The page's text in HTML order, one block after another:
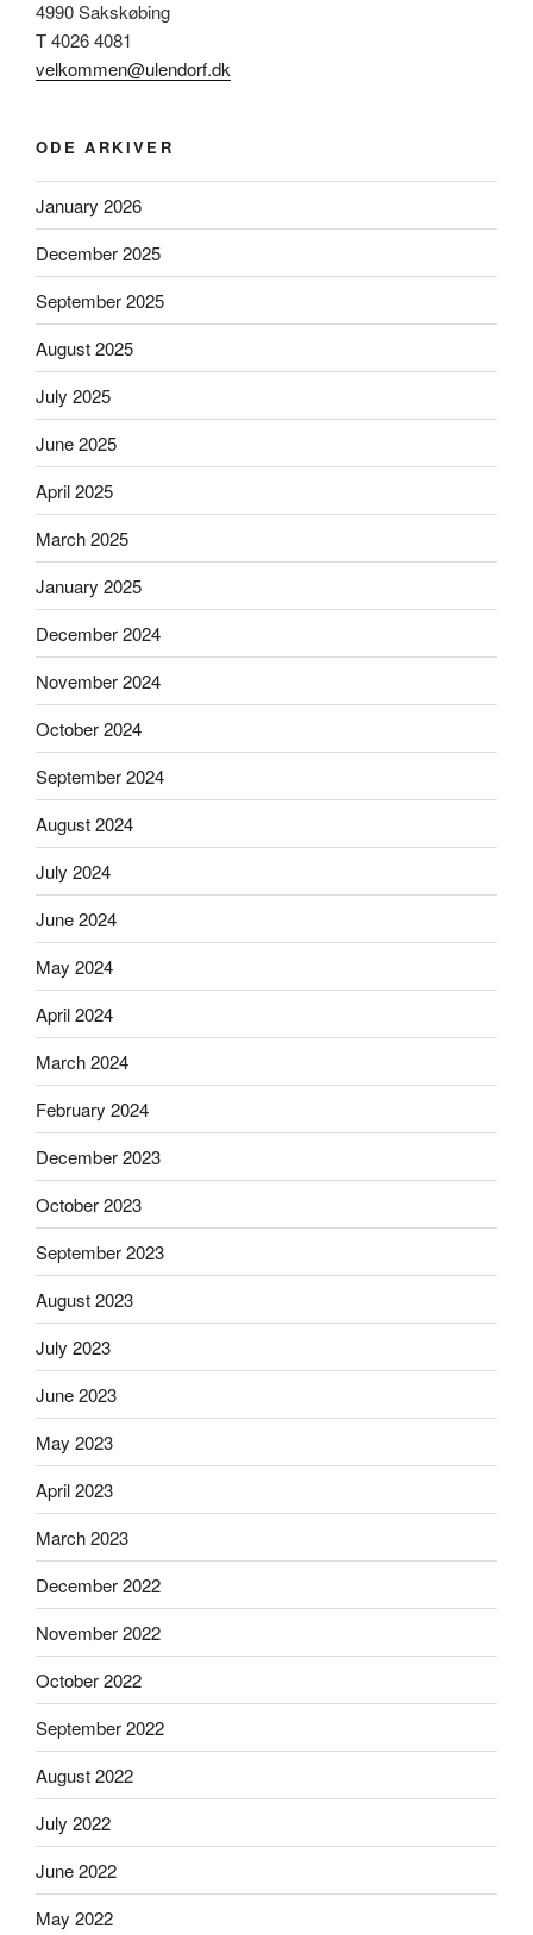
4990 Sakskøbing
T 4026 4081
velkommen@ulendorf.dk
ODE ARKIVER
January 2026
December 2025
September 2025
August 2025
July 2025
June 2025
April 2025
March 2025
January 2025
December 2024
November 2024
October 2024
September 2024
August 2024
July 2024
June 2024
May 2024
April 2024
March 2024
February 2024
December 2023
October 2023
September 2023
August 2023
July 2023
June 2023
May 2023
April 2023
March 2023
December 2022
November 2022
October 2022
September 2022
August 2022
July 2022
June 2022
May 2022